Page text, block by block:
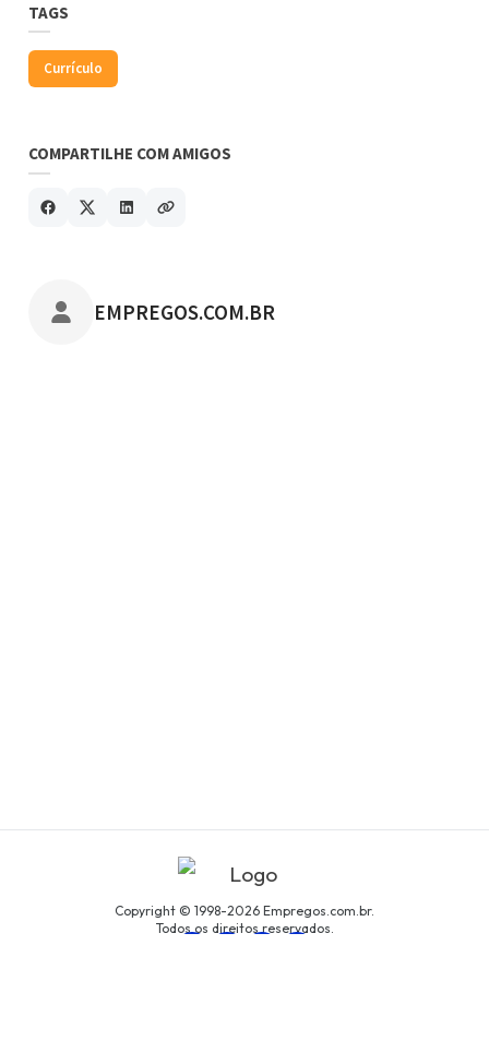
TAGS
Currículo
COMPARTILHE COM AMIGOS
POSTADO POR
EMPREGOS.COM.BR
Copyright © 1998-2026 Empregos.com.br.
Todos os direitos reservados.